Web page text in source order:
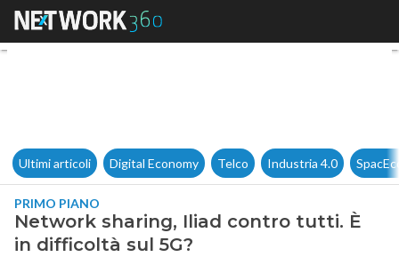
Network sharing, Iliad contro
Ultimi articoli Digital Economy Telco Industria 4.0
PRIMO PIANO
Network sharing, Iliad contro tutti. È
in difficoltà sul 5G?